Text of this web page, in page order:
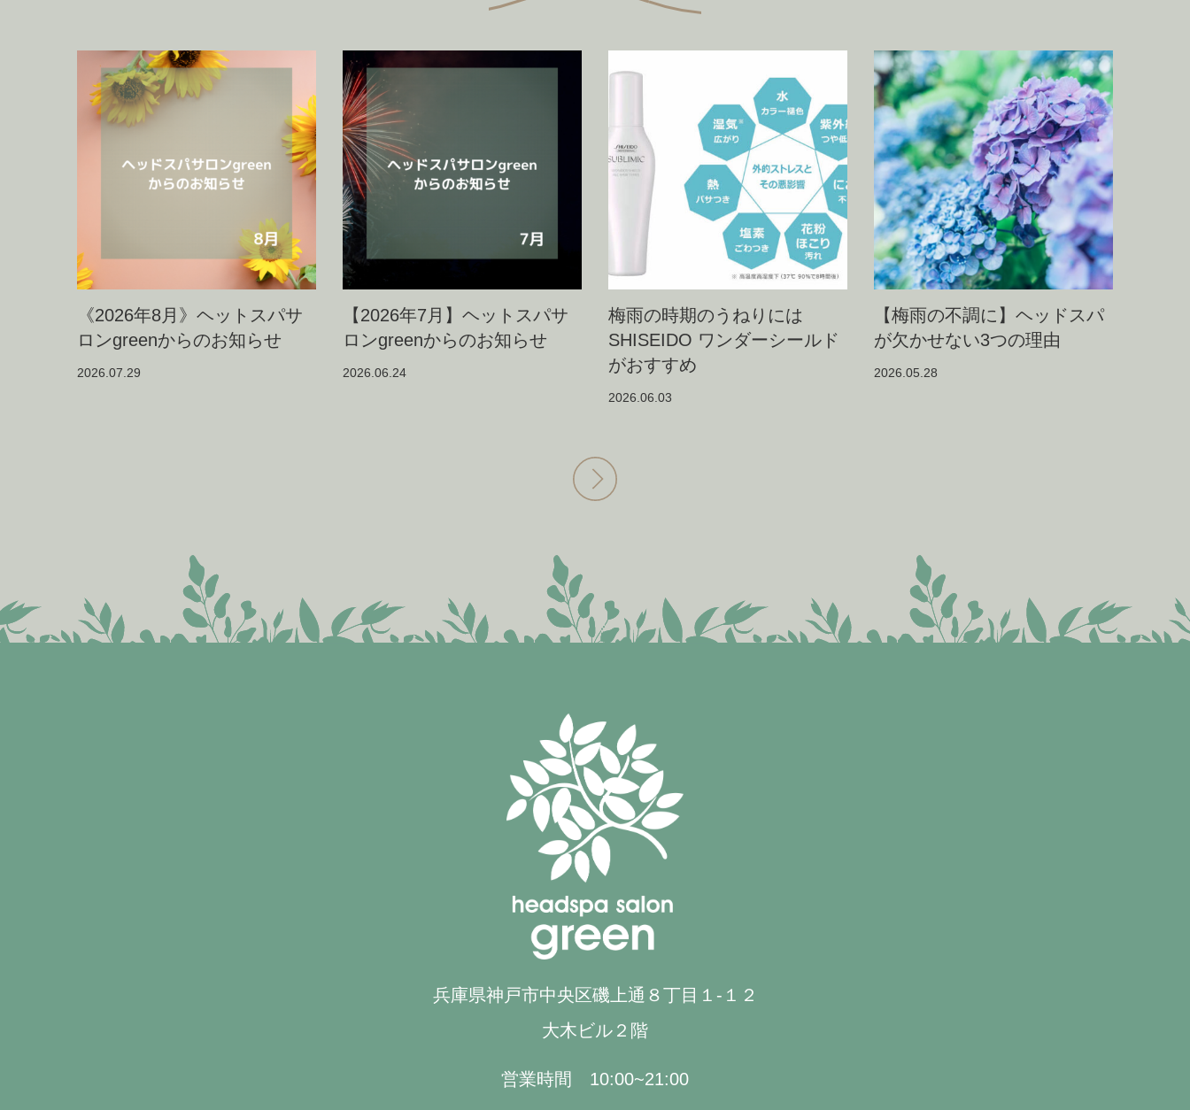
《2026年8月》ヘットスパサ
ロンgreenからのお知らせ
2026.07.29
【2026年7月】ヘットスパサ
ロンgreenからのお知らせ
2026.06.24
梅雨の時期のうねりには
SHISEIDO ワンダーシールド
がおすすめ
2026.06.03
【梅雨の不調に】ヘッドスパ
が欠かせない3つの理由
2026.05.28
兵庫県神戸市中央区磯上通８丁目１-１２
大木ビル２階
営業時間 10:00~21:00